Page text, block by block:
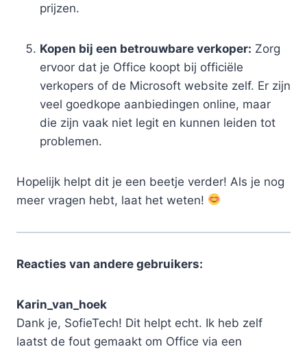
prijzen.
Kopen bij een betrouwbare verkoper: Zorg
ervoor dat je Office koopt bij officiële
verkopers of de Microsoft website zelf. Er zijn
veel goedkope aanbiedingen online, maar
die zijn vaak niet legit en kunnen leiden tot
problemen.
Hopelijk helpt dit je een beetje verder! Als je nog
meer vragen hebt, laat het weten!
Reacties van andere gebruikers:
Karin_van_hoek
Dank je, SofieTech! Dit helpt echt. Ik heb zelf
laatst de fout gemaakt om Office via een